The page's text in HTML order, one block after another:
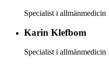
Specialist i allmänmedicin
Karin Klefbom
Specialist i allmänmedicin